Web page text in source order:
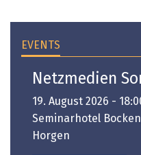
EVENTS
Netzmedien
19. August 2026 -
Seminarhotel
Horgen